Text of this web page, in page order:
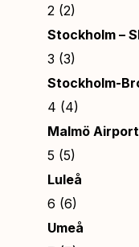
2 (2)
Stockholm –
3 (3)
Stockholm-
4 (4)
Malmö Airport
5 (5)
Luleå
6 (6)
Umeå